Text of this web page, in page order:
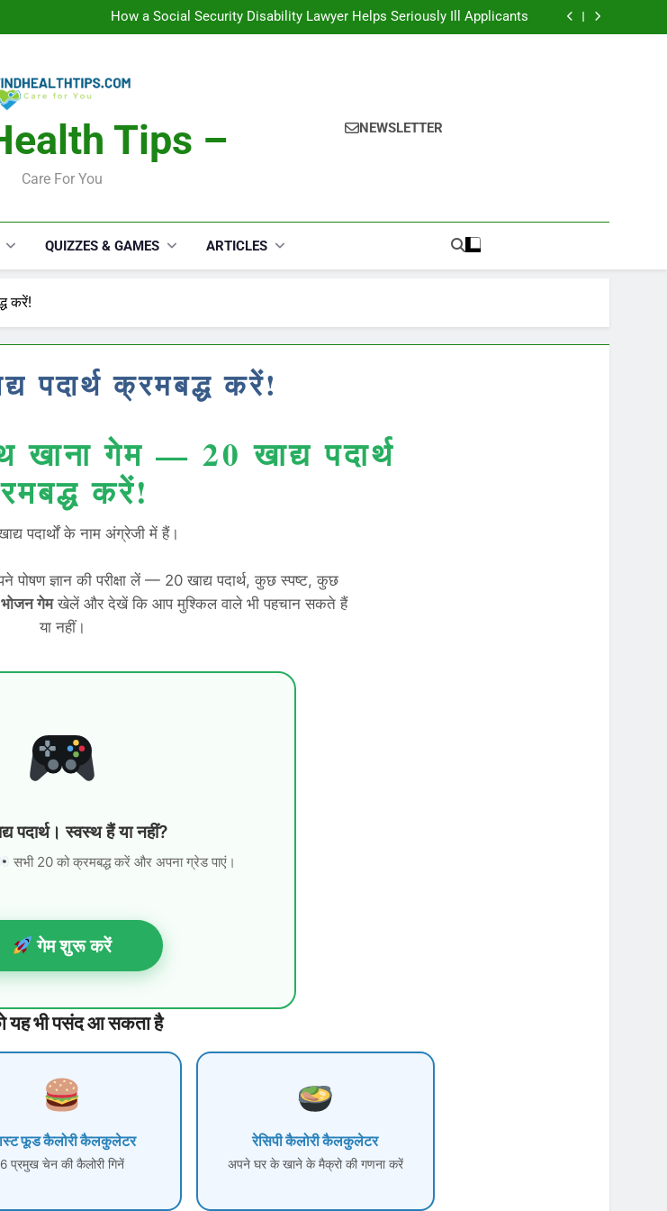
How a Social Security Disability Lawyer Helps Seriously Ill Applicants
How a Social Security Disability Lawyer Helps Seriously Ill Applicants
Car Accident Injuries and Recovery Challenges for Drivers and Passengers
Calories Burned Calculator: Any Activity, Free
Tips –
Care For You
NEWSLETTER
QUIZZES & GAMES ARTICLES
करें!
पदार्थ क्रमबद्ध करें!
गेम — 20 खाद्य पदार्थ
करें!
पदार्थों के नाम अंग्रेजी में हैं।
पोषण ज्ञान की परीक्षा लें — 20 खाद्य पदार्थ, कुछ स्पष्ट, कुछ
गेमखेलें और देखें कि आप मुश्किल वाले भी पहचान सकते हैं
या नहीं।
पदार्थ। स्वस्थ हैं या नहीं?
सभी 20 को क्रमबद्ध करें और अपना ग्रेड पाएं।
गेम शुरू करें
यह भी पसंद आ सकता है
फूड कैलोरी कैलकुलेटर
6 प्रमुख चेन की कैलोरी गिनें
रेसिपी कैलोरी कैलकुलेटर
अपने घर के खाने के मैक्रो की गणना करें